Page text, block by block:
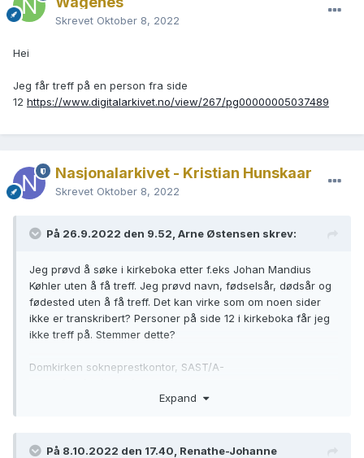
Skrevet Oktober 8, 2022
Hei
Jeg får treff på en person fra side
12 https://www.digitalarkivet.no/view/267/pg00000005037489
Nasjonalarkivet - Kristian Hunskaar
Skrevet Oktober 8, 2022
På 26.9.2022 den 9.52, Arne Østensen skrev:
Jeg prøvd å søke i kirkeboka etter f.eks Johan Mandius
Køhler uten å få treff. Jeg prøvd navn, fødselsår, dødsår og
fødested uten å få treff. Det kan virke som om noen sider
ikke er transkribert? Personer på side 12 i kirkeboka får jeg
ikke treff på. Stemmer dette?
Domkirken sokneprestkontor, SAST/A-
Expand
På 8.10.2022 den 17.40, Renathe-Johanne